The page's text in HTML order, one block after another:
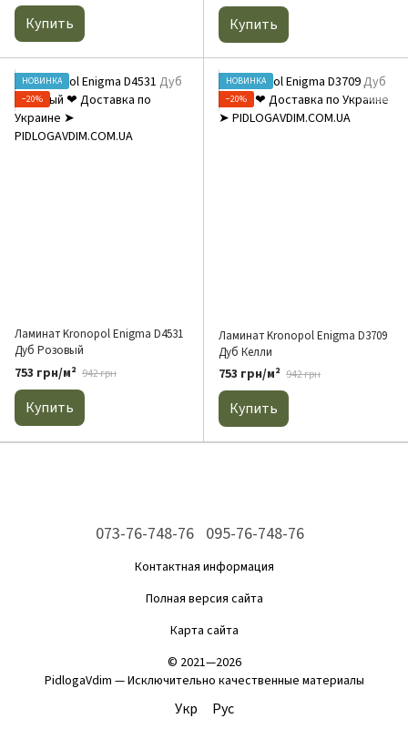
Купить Купить
НОВИНКА
−20%
Ламинат Kronopol Enigma D4531
Дуб Розовый
753 грн/м² 942 грн
Купить
НОВИНКА
−20%
Ламинат Kronopol Enigma D3709
Дуб Келли
753 грн/м² 942 грн
Купить
073-76-748-76 095-76-748-76
Контактная информация
Полная версия сайта
Карта сайта
© 2021—2026
PidlogaVdim — Исключительно качественные материалы
Укр Рус